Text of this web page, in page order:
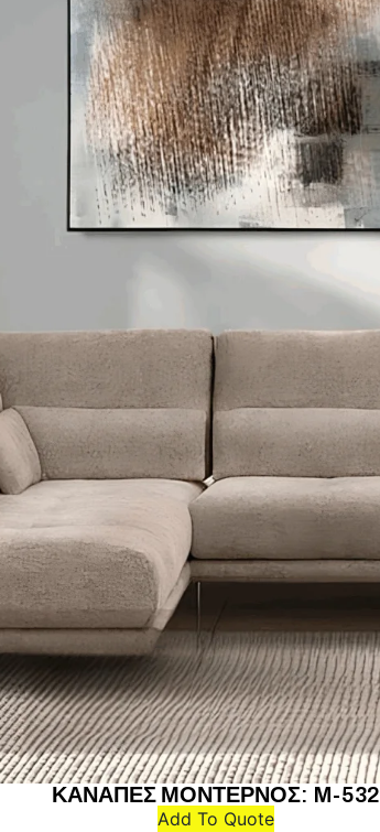
ΚΑΝΑΠΕΣ ΜΟΝΤΕΡΝΟΣ: M-532
Add To Quote